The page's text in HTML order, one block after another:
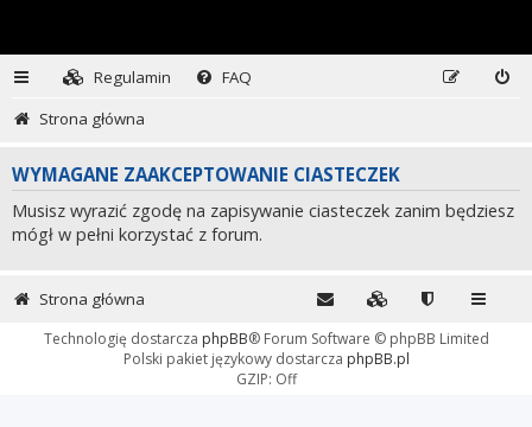
Regulamin
FAQ
Strona główna
WYMAGANE ZAAKCEPTOWANIE CIASTECZEK
Musisz wyrazić zgodę na zapisywanie ciasteczek zanim będziesz
mógł w pełni korzystać z forum.
Strona główna
Technologię dostarcza phpBB® Forum Software © phpBB Limited
Polski pakiet językowy dostarcza phpBB.pl
GZIP: Off